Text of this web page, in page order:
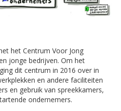
het Centrum Voor Jong
jonge bedrijven. Om het
dit centrum in 2016 over in
en andere faciliteiten
en gebruik van spreekkamers,
ondernemers.